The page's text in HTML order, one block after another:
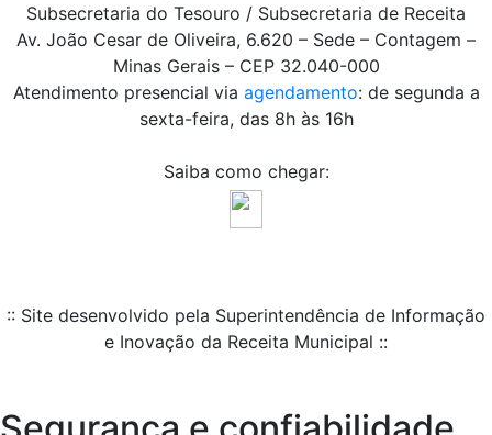
Subsecretaria do Tesouro / Subsecretaria de Receita
Av. João Cesar de Oliveira, 6.620 – Sede – Contagem –
Minas Gerais – CEP 32.040-000
Atendimento presencial via agendamento: de segunda a
sexta-feira, das 8h às 16h
Saiba como chegar:
:: Site desenvolvido pela Superintendência de Informação
e Inovação da Receita Municipal ::